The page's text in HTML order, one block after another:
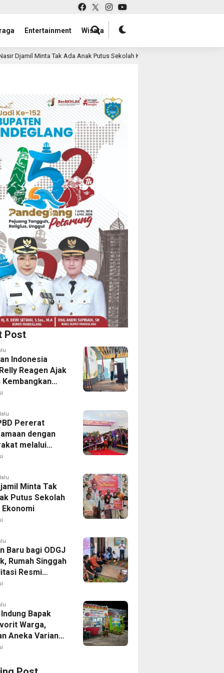
Entertainment Wisata
Putus Sekolah Karena Ekonomi 1 hari lalu
Post
Indonesia
Reagen Ajak
Kembangkan
Pererat
dengan
melalui
Run 2026
Minta Tak
Putus Sekolah
Ekonomi
Baru bagi ODGJ
Rumah Singgah
Resmi
Bapak
Warga,
Aneka Varian
Muda